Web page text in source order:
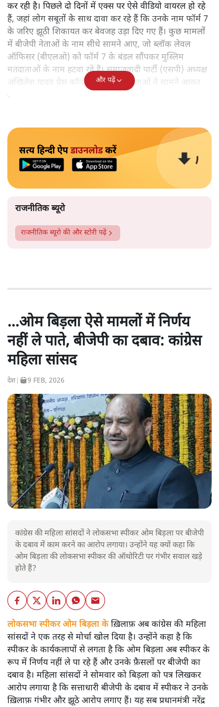
कर रही है। पिछले दो दिनों में एक्स पर ऐसे वीडियो वायरल हो रहे
हैं, जहां लोग सबूतों के साथ दावा कर रहे हैं कि उनके नाम फॉर्म 7
के जरिए झूठी शिकायत कर बेवजह उड़ा दिए गए हैं। कुछ मामलों
में बीजेपी नेताओं के नाम सीधे सामने आए, जो ब्लॉक लेवल
ऑफिसर (बीएलओ) को फॉर्म 7 के बंडल सौंपकर मुस्लिम
मतदाताओं के नाम हटवा रहे हैं। समाजवादी पार्टी (एसपी) अध्यक्ष
अखिलेश यादव प्रेस कॉन्फ्रेंस में ऐसे मतदाताओं ने सामने आकर
खुलकर आरोप लगाए हैं।
और पढ़ें
सत्य हिन्दी ऐपडाउनलोडकरें
राजनीतिक ब्यूरो
राजनीतिक ब्यूरो की और स्टोरी पढ़ें
...ओम बिड़ला ऐसे मामलों में निर्णय
नहीं ले पाते, बीजेपी का दबाव: कांग्रेस
महिला सांसद
देश 9 FEB, 2026
कांग्रेस की महिला सांसदों ने लोकसभा स्पीकर ओम बिड़ला पर बीजेपी
के दबाव में काम करने का आरोप लगाया। उन्होंने यह क्यों कहा कि
ओम बिड़ला की लोकसभा स्पीकर की ऑथोरिटी पर गंभीर सवाल खड़े
होते हैं?
लोकसभा स्पीकर ओम बिड़ला केख़िलाफ़ अब कांग्रेस की महिला
सांसदों ने एक तरह से मोर्चा खोल दिया है। उन्होंने कहा है कि
स्पीकर के कार्यकलापों से लगता है कि ओम बिड़ला अब स्पीकर के
रूप में निर्णय नहीं ले पा रहे हैं और उनके फ़ैसलों पर बीजेपी का
दबाव है। महिला सांसदों ने सोमवार को बिड़ला को पत्र लिखकर
आरोप लगाया है कि सत्ताधारी बीजेपी के दबाव में स्पीकर ने उनके
ख़िलाफ़ गंभीर और झूठे आरोप लगाए हैं। यह सब प्रधानमंत्री नरेंद्र